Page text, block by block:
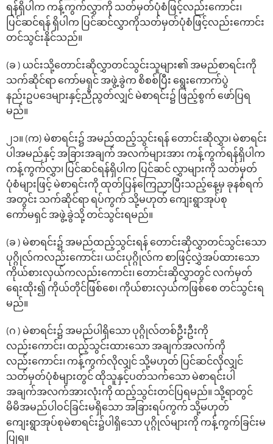
ရန်ရှိပါက ကန့်ကွက်လွှာကို သတ်မှတ်ပုံစံဖြင့်လည်းကောင်း၊
ပြင်ဆင်ရန် ရှိပါက ပြင်ဆင်လွှာကိုသတ်မှတ်ပုံစံဖြင့်လည်းကောင်း
တင်သွင်းနိုင်သည်။
(ခ ) ယင်းသို့တောင်းဆိုလွှာတင်သွင်းသူများ၏ အမည်စာရင်းကို
သက်ဆိုင်ရာ ကော်မရှင် အဖွဲ့ခွဲက စိစစ်ပြီး ရွေးကောက်ပွဲ
နည်းဥပဒေများနှင့်ညီညွတ်လျှင် မဲစာရင်း၌ ဖြည့်စွက် ဖော်ပြရ
မည်။
၂၁။ (က) မဲစာရင်း၌ အမည်ထည့်သွင်းရန် တောင်းဆိုလွှာ၊ မဲစာရင်း
ပါအမည်နှင့် အခြားအချက် အလက်များအား ကန့်ကွက်ရန်ရှိပါက
ကန့်ကွက်လွှာ၊ ပြင်ဆင်ရန်ရှိပါက ပြင်ဆင် လွှာများကို သတ်မှတ်
ပုံစံများဖြင့် မဲစာရင်းကို ထုတ်ပြန်ကြေညာပြီးသည့်နေ့မှ ခုနစ်ရက်
အတွင်း သက်ဆိုင်ရာ ရပ်ကွက် သို့မဟုတ် ကျေးရွာအုပ်စု
ကော်မရှင် အဖွဲ့ခွဲသို့ တင်သွင်းရမည်။
(ခ ) မဲစာရင်း၌ အမည်ထည့်သွင်းရန် တောင်းဆိုလွှာတင်သွင်းသော
ပုဂ္ဂိုလ်ကလည်းကောင်း၊ ယင်းပုဂ္ဂိုလ်က စာဖြင့်လွှဲအပ်ထားသော
ကိုယ်စားလှယ်ကလည်းကောင်း၊ တောင်းဆိုလွှာတွင် လက်မှတ်
ရေးထိုး၍ ကိုယ်တိုင်ဖြစ်စေ၊ ကိုယ်စားလှယ်ကဖြစ်စေ တင်သွင်းရ
မည်။
(ဂ ) မဲစာရင်း၌ အမည်ပါရှိသော ပုဂ္ဂိုလ်တစ်ဦးဦးကို
လည်းကောင်း၊ ထည့်သွင်းထားသော အချက်အလက်ကို
လည်းကောင်း၊ ကန့်ကွက်လိုလျှင် သို့မဟုတ် ပြင်ဆင်လိုလျှင်
သတ်မှတ်ပုံစံများတွင် ထိုသူနှင့်ပတ်သက်သော မဲစာရင်းပါ
အချက်အလက်အားလုံးကို ထည့်သွင်းတင်ပြရမည်။ သို့ရာတွင်
မိမိအမည်ပါဝင်ခြင်းမရှိသော အခြားရပ်ကွက် သို့မဟုတ်
ကျေးရွာအုပ်စုမဲစာရင်း၌ပါရှိသော ပုဂ္ဂိုလ်များကို ကန့်ကွက်ခြင်းမ
ပြုရ။